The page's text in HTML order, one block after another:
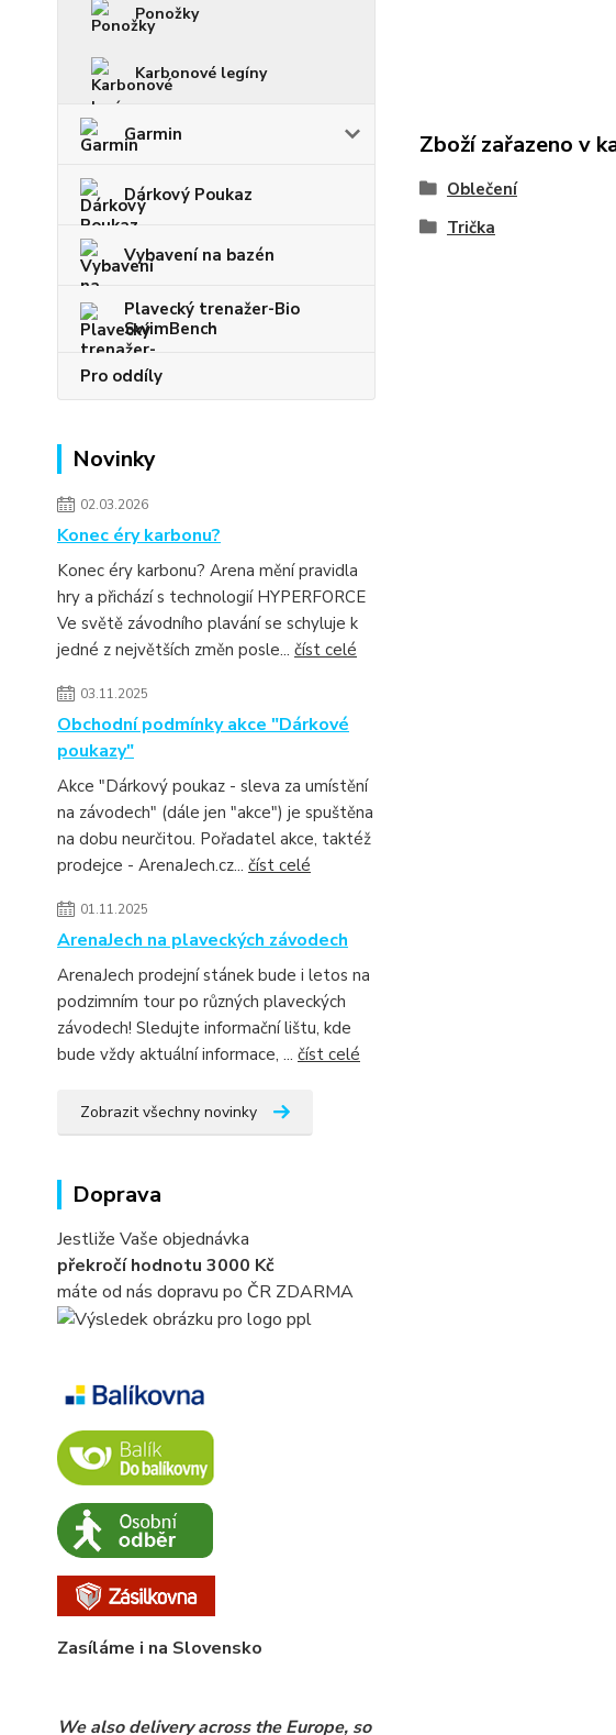
Ponožky
Karbonové legíny
Garmin
Dárkový Poukaz
Vybavení na bazén
Plavecký trenažer-Bio
SwimBench
Pro oddíly
Novinky
02.03.2026
Konec éry karbonu?
Konec éry karbonu? Arena mění pravidla
hry a přichází s technologií HYPERFORCE
Ve světě závodního plavání se schyluje k
jedné z největších změn posle... číst celé
03.11.2025
Obchodní podmínky akce "Dárkové
poukazy"
Akce "Dárkový poukaz - sleva za umístění
na závodech" (dále jen "akce") je spuštěna
na dobu neurčitou. Pořadatel akce, taktéž
prodejce - ArenaJech.cz... číst celé
01.11.2025
ArenaJech na plaveckých závodech
ArenaJech prodejní stánek bude i letos na
podzimním tour po různých plaveckých
závodech! Sledujte informační lištu, kde
bude vždy aktuální informace, ... číst celé
Zobrazit všechny novinky
Doprava
Jestliže Vaše objednávka
překročí hodnotu 3000 Kč
máte od nás dopravu po ČR ZDARMA
Zasíláme i na Slovensko
We also delivery across the Europe, so
Zboží zařazeno v
Oblečení
Trička